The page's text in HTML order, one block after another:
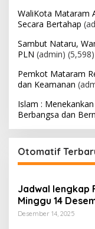
WaliKota Mataram
Secara Bertahap
Sambut Nataru,
PLN (admin) (5,598)
Pemkot Mataram
dan Keamanan
Islam :
Berbangsa dan
Otomatif
Jadwal lengkap
Minggu 14
Desember 14, 2025